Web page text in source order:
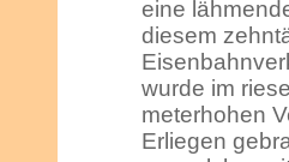
eine
diesem
wurde im
meterhohen
Erliegen